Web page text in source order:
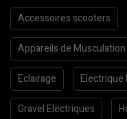
Accessoires scooters
Appareils de Musculation
Eclairage Electrique
Gravel Electriques